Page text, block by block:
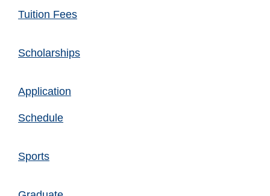
Tuition Fees
Scholarships
Application
Schedule
Sports